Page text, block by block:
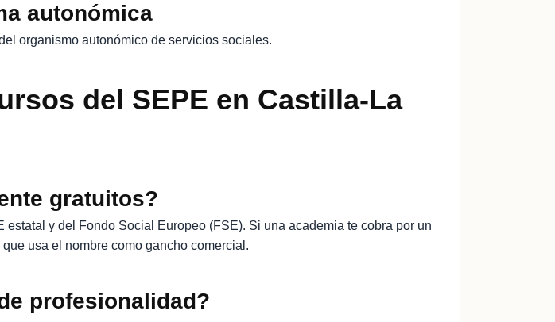
autonómica
organismo autonómico de servicios sociales.
del SEPE en Castilla-La
gratuitos?
y del Fondo Social Europeo (FSE). Si una academia te cobra por un
usa el nombre como gancho comercial.
profesionalidad?